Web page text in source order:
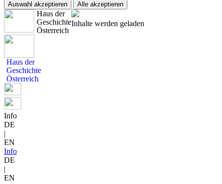
Auswahl akzeptieren Alle akzeptieren
Haus der
Geschichte
Österreich
Inhalte werden geladen
Haus der
Geschichte
Österreich
Info
DE
|
EN
Info
DE
|
EN